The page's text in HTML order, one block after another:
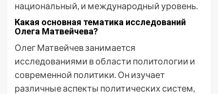
национальный, и международный уровень.
Какая основная тематика исследований
Олега Матвейчева?
Олег Матвейчев занимается
исследованиями в области политологии и
современной политики. Он изучает
различные аспекты политических систем,